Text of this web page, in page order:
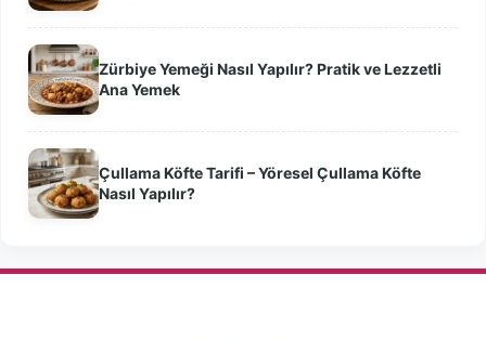
Zürbiye Yemeği Nasıl Yapılır? Pratik ve Lezzetli
Ana Yemek
Çullama Köfte Tarifi – Yöresel Çullama Köfte
Nasıl Yapılır?